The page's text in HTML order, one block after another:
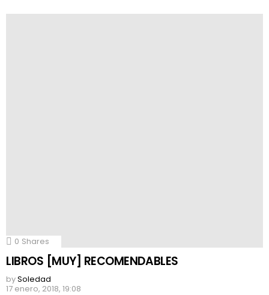
0 Shares
LIBROS [MUY] RECOMENDABLES
bySoledad
17 enero, 2018, 19:08